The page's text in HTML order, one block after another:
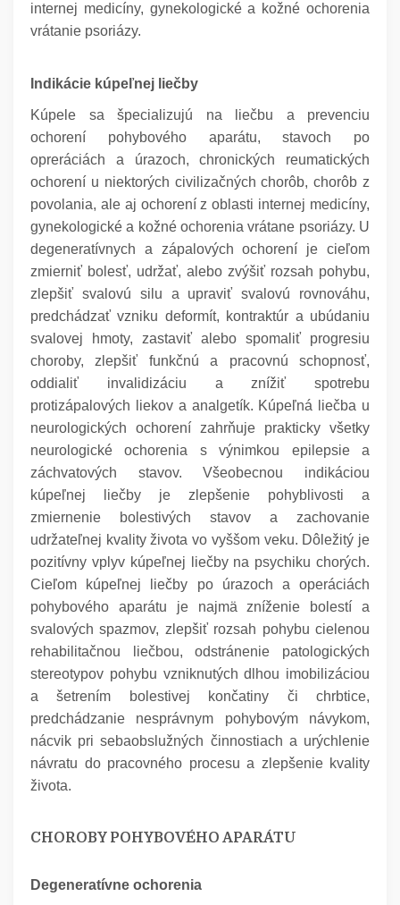
internej medicíny, gynekologické a kožné ochorenia
vrátanie psoriázy.
Indikácie kúpeľnej liečby
Kúpele sa špecializujú na liečbu a prevenciu
ochorení pohybového aparátu, stavoch po
opreráciách a úrazoch, chronických reumatických
ochorení u niektorých civilizačných chorôb, chorôb z
povolania, ale aj ochorení z oblasti internej medicíny,
gynekologické a kožné ochorenia vrátane psoriázy. U
degeneratívnych a zápalových ochorení je cieľom
zmierniť bolesť, udržať, alebo zvýšiť rozsah pohybu,
zlepšiť svalovú silu a upraviť svalovú rovnováhu,
predchádzať vzniku deformít, kontraktúr a ubúdaniu
svalovej hmoty, zastaviť alebo spomaliť progresiu
choroby, zlepšiť funkčnú a pracovnú schopnosť,
oddialiť invalidizáciu a znížiť spotrebu
protizápalových liekov a analgetík. Kúpeľná liečba u
neurologických ochorení zahrňuje prakticky všetky
neurologické ochorenia s výnimkou epilepsie a
záchvatových stavov. Všeobecnou indikáciou
kúpeľnej liečby je zlepšenie pohyblivosti a
zmiernenie bolestivých stavov a zachovanie
udržateľnej kvality života vo vyššom veku. Dôležitý je
pozitívny vplyv kúpeľnej liečby na psychiku chorých.
Cieľom kúpeľnej liečby po úrazoch a operáciách
pohybového aparátu je najmä zníženie bolestí a
svalových spazmov, zlepšiť rozsah pohybu cielenou
rehabilitačnou liečbou, odstránenie patologických
stereotypov pohybu vzniknutých dlhou imobilizáciou
a šetrením bolestivej končatiny či chrbtice,
predchádzanie nesprávnym pohybovým návykom,
nácvik pri sebaobslužných činnostiach a urýchlenie
návratu do pracovného procesu a zlepšenie kvality
života.
CHOROBY POHYBOVÉHO APARÁTU
Degeneratívne ochorenia